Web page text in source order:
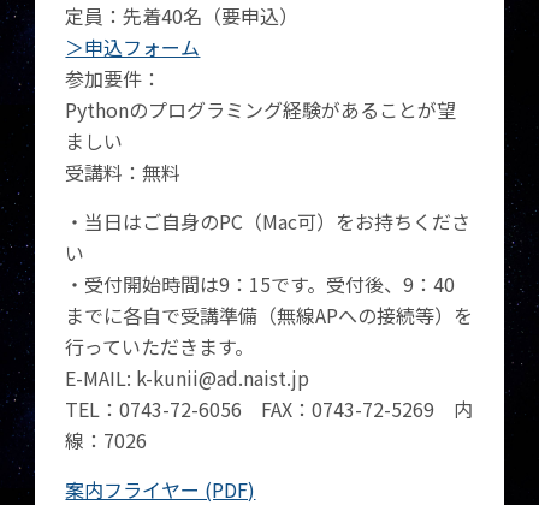
定員：先着40名（要申込）
＞申込フォーム
参加要件：
Pythonのプログラミング経験があることが望
ましい
受講料：無料
・当日はご自身のPC（Mac可）をお持ちくださ
い
・受付開始時間は9：15です。受付後、9：40
までに各自で受講準備（無線APへの接続等）を
行っていただきます。
E-MAIL: k-kunii@ad.naist.jp
TEL：0743-72-6056 FAX：0743-72-5269 内
線：7026
案内フライヤー (PDF)